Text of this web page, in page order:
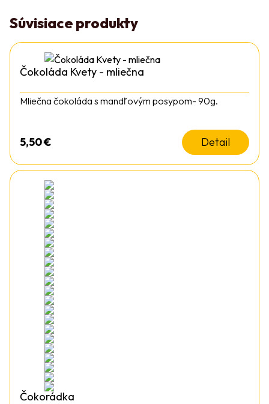
Súvisiace produkty
Čokoláda Kvety - mliečna
Mliečna čokoláda s mandľovým posypom- 90g.
5,50€ Detail
Čokorádka